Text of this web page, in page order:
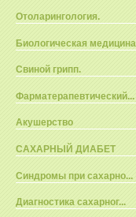
Отоларингология.
Биологическая медицина
Свиной грипп.
Фарматерапевтический...
Акушерство
САХАРНЫЙ ДИАБЕТ
Синдромы при сахарно...
Диагностика сахарног...